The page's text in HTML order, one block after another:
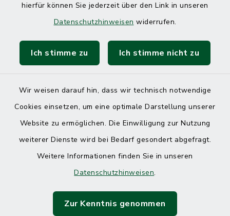
hierfür können Sie jederzeit über den Link in unseren
Datenschutzhinweisen widerrufen.
Ich stimme zu Ich stimme nicht zu
Wir weisen darauf hin, dass wir technisch notwendige
Cookies einsetzen, um eine optimale Darstellung unserer
Website zu ermöglichen. Die Einwilligung zur Nutzung
weiterer Dienste wird bei Bedarf gesondert abgefragt.
Weitere Informationen finden Sie in unseren
Datenschutzhinweisen.
Zur Kenntnis genommen
Kontakt
Datenschutz
Impressum
Cookie-Einstellungen